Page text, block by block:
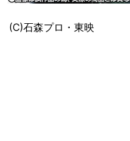
(C)石森プロ・東映